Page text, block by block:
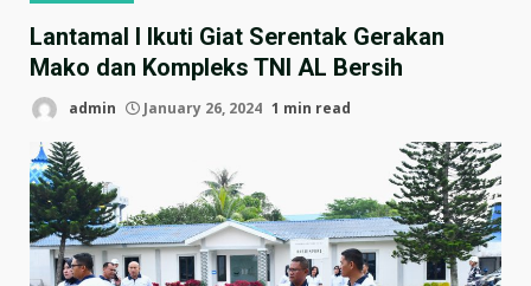
Lantamal I Ikuti Giat Serentak Gerakan
Mako dan Kompleks TNI AL Bersih
admin January 26, 2024 1 min read